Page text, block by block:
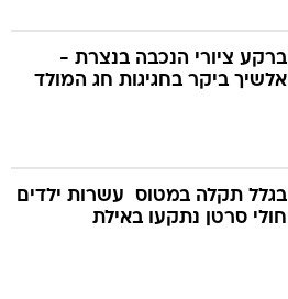
ברקע ציורי הנכבה בנצרת -
אלשיך ביקר בחגיגות חג המולד
בגלל תקלה במטוס  עשרות ילדים
חולי סרטן נתקעו באילת